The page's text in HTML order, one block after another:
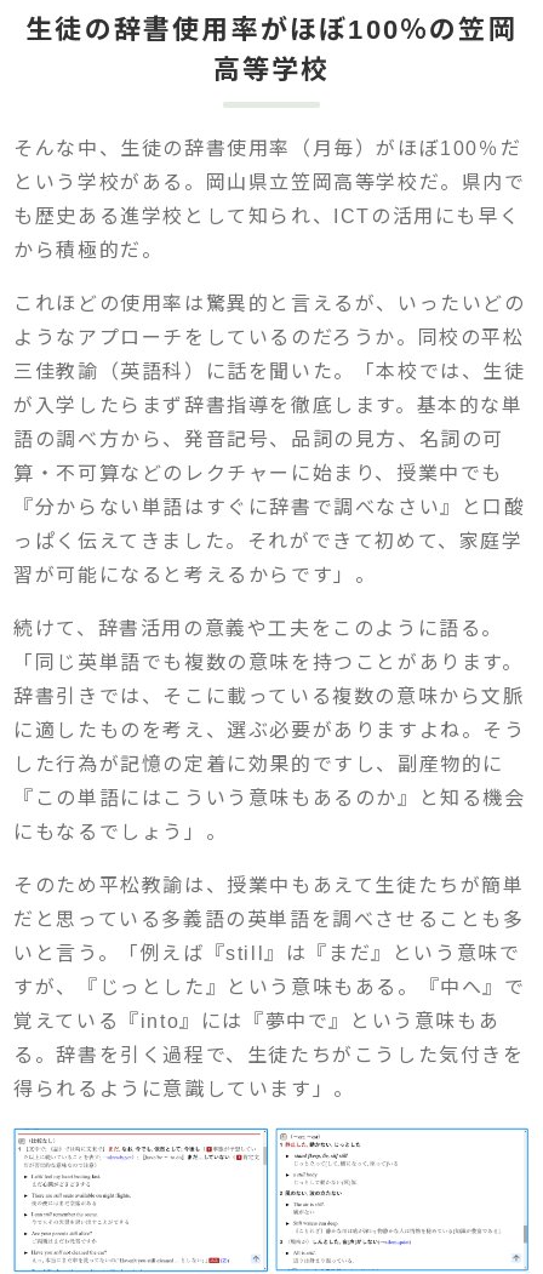
生徒の辞書使用率がほぼ100％の笠岡
高等学校
そんな中、生徒の辞書使用率（月毎）がほぼ100％だ
という学校がある。岡山県立笠岡高等学校だ。県内で
も歴史ある進学校として知られ、ICTの活用にも早く
から積極的だ。
これほどの使用率は驚異的と言えるが、いったいどの
ようなアプローチをしているのだろうか。同校の平松
三佳教諭（英語科）に話を聞いた。「本校では、生徒
が入学したらまず辞書指導を徹底します。基本的な単
語の調べ方から、発音記号、品詞の見方、名詞の可
算・不可算などのレクチャーに始まり、授業中でも
『分からない単語はすぐに辞書で調べなさい』と口酸
っぱく伝えてきました。それができて初めて、家庭学
習が可能になると考えるからです」。
続けて、辞書活用の意義や工夫をこのように語る。
「同じ英単語でも複数の意味を持つことがあります。
辞書引きでは、そこに載っている複数の意味から文脈
に適したものを考え、選ぶ必要がありますよね。そう
した行為が記憶の定着に効果的ですし、副産物的に
『この単語にはこういう意味もあるのか』と知る機会
にもなるでしょう」。
そのため平松教諭は、授業中もあえて生徒たちが簡単
だと思っている多義語の英単語を調べさせることも多
いと言う。「例えば『still』は『まだ』という意味で
すが、『じっとした』という意味もある。『中へ』で
覚えている『into』には『夢中で』という意味もあ
る。辞書を引く過程で、生徒たちがこうした気付きを
得られるように意識しています」。